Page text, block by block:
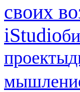
своих
iStudio
проекты